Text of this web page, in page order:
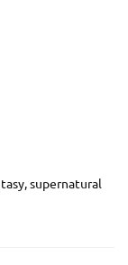
supernatural